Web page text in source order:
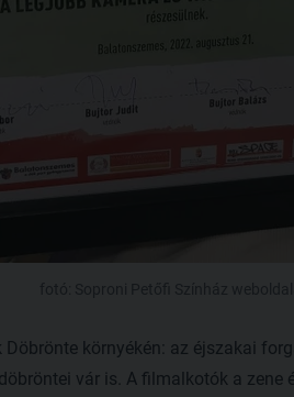
környékén: az éjszakai
vár is. A filmalkotók a zene